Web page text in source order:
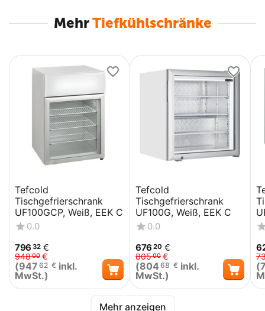
MehrTiefkühlschränke
Tefcold
Tischgefrierschrank
UF100GCP, Weiß, EEK C
0.0
796 32 €
94800 €
(947 62 € inkl.
MwSt.)
Tefcold
Tischgefrierschrank
UF100G, Weiß, EEK C
0.0
676 20 €
80500 €
(804 68 € inkl.
MwSt.)
(
Mehr anzeigen